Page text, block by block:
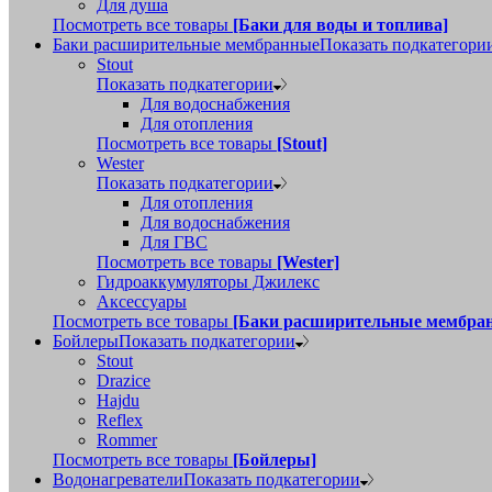
Для душа
Посмотреть все товары [Баки для воды и топлива]
Баки расширительные мембранныеПоказать
Stout
Показать подкатегории
Для водоснабжения
Для отопления
Посмотреть все товары [Stout]
Wester
Показать подкатегории
Для отопления
Для водоснабжения
Для ГВС
Посмотреть все товары [Wester]
Гидроаккумуляторы Джилекс
Аксессуары
Посмотреть все товары [Баки расширительные
БойлерыПоказать подкатегории
Stout
Drazice
Hajdu
Reflex
Rommer
Посмотреть все товары [Бойлеры]
ВодонагревателиПоказать подкатегории